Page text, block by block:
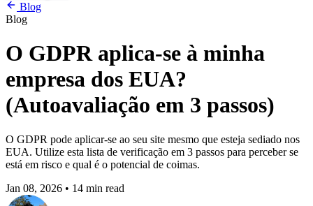
Blog
Blog
O GDPR aplica-se à minha
empresa dos EUA?
(Autoavaliação em 3 passos)
O GDPR pode aplicar-se ao seu site mesmo que esteja sediado nos
EUA. Utilize esta lista de verificação em 3 passos para perceber se
está em risco e qual é o potencial de coimas.
Jan 08, 2026 • 14 min read